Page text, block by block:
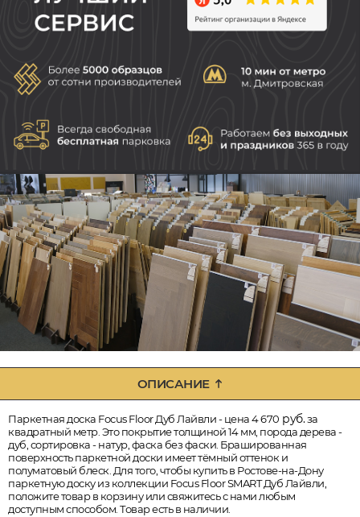
ОПИСАНИЕ
Паркетная доска Focus Floor Дуб Лайвли - цена 4 670 руб.за
квадратный метр. Это покрытие толщиной 14 мм, порода дерева -
дуб, сортировка - натур, фаска без фаски. Брашированная
поверхность паркетной доски имеет тёмный оттенок и
полуматовый блеск. Для того, чтобы купить в Ростове-на-Дону
паркетную доску из коллекции Focus Floor SMART Дуб Лайвли,
положите товар в корзину или свяжитесь с нами любым
доступным способом. Товар есть в наличии.